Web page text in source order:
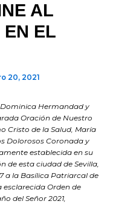
AL
EN EL
20, 2021
Hermandad y
Oración de Nuestro
Cristo de la Salud, María
Dolorosos Coronada y
establecida en su
de esta ciudad de Sevilla,
a la Basílica Patriarcal de
esclarecida Orden de
del Señor 2021,